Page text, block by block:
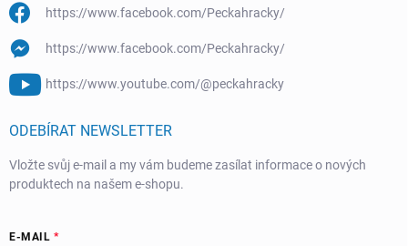
https://www.facebook.com/Peckahracky/
https://www.facebook.com/Peckahracky/
https://www.youtube.com/@peckahracky
ODEBÍRAT NEWSLETTER
Vložte svůj e-mail a my vám budeme zasílat informace o nových
produktech na našem e-shopu.
E-MAIL